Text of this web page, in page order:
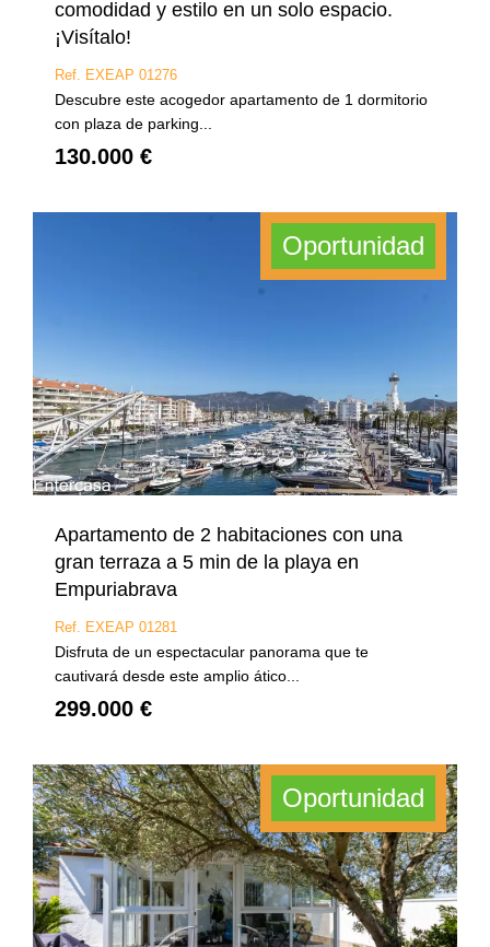
comodidad y estilo en un solo espacio.
¡Visítalo!
Ref. EXEAP 01276
Descubre este acogedor apartamento de 1 dormitorio
con plaza de parking...
130.000 €
Apartamento de 2 habitaciones con una
gran terraza a 5 min de la playa en
Empuriabrava
Ref. EXEAP 01281
Disfruta de un espectacular panorama que te
cautivará desde este amplio ático...
299.000 €
Oportunidad
Oportunidad